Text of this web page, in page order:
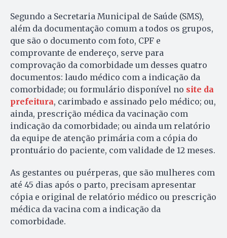
Segundo a Secretaria Municipal de Saúde (SMS),
além da documentação comum a todos os grupos,
que são o documento com foto, CPF e
comprovante de endereço, serve para
comprovação da comorbidade um desses quatro
documentos: laudo médico com a indicação da
comorbidade; ou formulário disponível no site da
prefeitura, carimbado e assinado pelo médico; ou,
ainda, prescrição médica da vacinação com
indicação da comorbidade; ou ainda um relatório
da equipe de atenção primária com a cópia do
prontuário do paciente, com validade de 12 meses.
As gestantes ou puérperas, que são mulheres com
até 45 dias após o parto, precisam apresentar
cópia e original de relatório médico ou prescrição
médica da vacina com a indicação da
comorbidade.